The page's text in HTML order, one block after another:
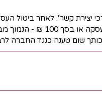
שום טענה כנגד החברה